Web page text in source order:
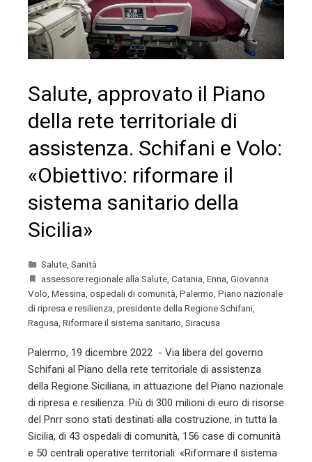
Salute, approvato il Piano
della rete territoriale di
assistenza. Schifani e Volo:
«Obiettivo: riformare il
sistema sanitario della
Sicilia»
Salute Sanità
assessore regionale alla Salute Catania Enna Giovanna
Volo Messina ospedali di comunità Palermo Piano nazionale
di ripresa e resilienza presidente della Regione Schifani
Ragusa Riformare il sistema sanitario Siracusa
Palermo, 19 dicembre 2022 - Via libera del governo
Schifani al Piano della rete territoriale di assistenza
della Regione Siciliana, in attuazione del Piano nazionale
di ripresa e resilienza. Più di 300 milioni di euro di risorse
del Pnrr sono stati destinati alla costruzione, in tutta la
Sicilia, di 43 ospedali di comunità, 156 case di comunità
e 50 centrali operative territoriali. «Riformare il sistema